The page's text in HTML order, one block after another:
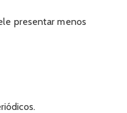
presentar menos